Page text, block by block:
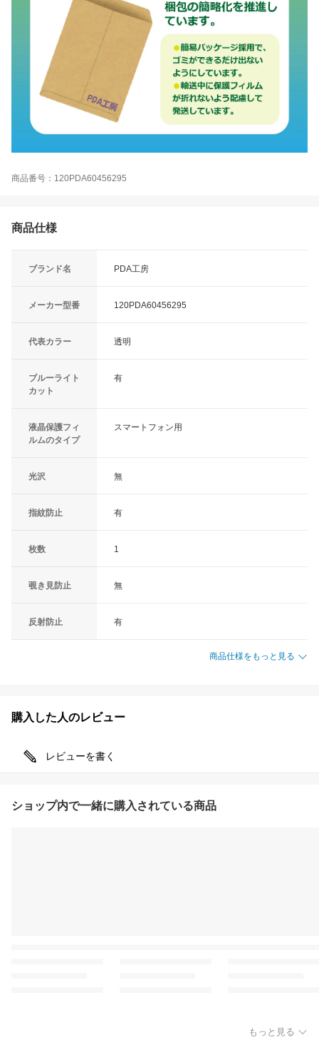
商品番号：120PDA60456295
商品仕様
ブランド名 PDA工房
メーカー型番 120PDA60456295
代表カラー 透明
ブルーライト
カット
有
液晶保護フィ
ルムのタイプ
スマートフォン用
光沢 無
指紋防止 有
枚数 1
覗き見防止 無
反射防止 有
商品仕様をもっと見る
購入した人のレビュー
レビューを書く
ショップ内で一緒に購入されている商品
もっと見る